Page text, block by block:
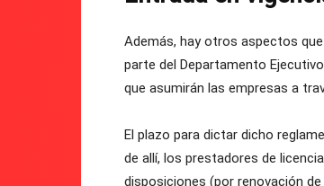
Además, hay otros aspectos
parte del Departamento
que asumirán las empresas a
El plazo para dictar dicho
de allí, los prestadores de
disposiciones (por renovación